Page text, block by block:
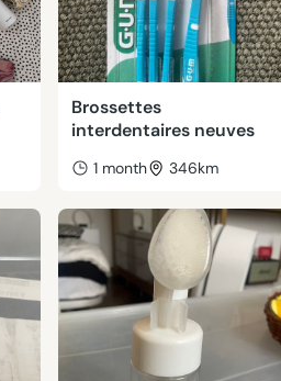
Brossettes
interdentaires neuves
1 month 346km